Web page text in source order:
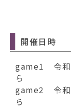
開催日時
game1 令
ら
game2 令
ら